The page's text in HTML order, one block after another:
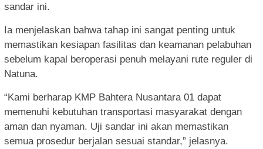
sandar ini.
Ia menjelaskan bahwa tahap ini sangat penting untuk
memastikan kesiapan fasilitas dan keamanan pelabuhan
sebelum kapal beroperasi penuh melayani rute reguler di
Natuna.
“Kami berharap KMP Bahtera Nusantara 01 dapat
memenuhi kebutuhan transportasi masyarakat dengan
aman dan nyaman. Uji sandar ini akan memastikan
semua prosedur berjalan sesuai standar,” jelasnya.